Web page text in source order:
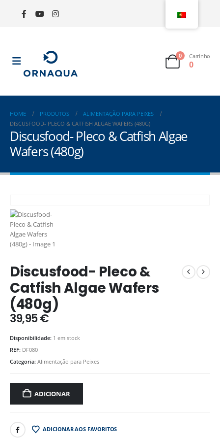
0 Carrinho
0
HOME PRODUTOS
ALIMENTAÇÃO PARA PEIXES
DISCUSFOOD- PLECO & CATFISH ALGAE WAFERS (480G)
Discusfood- Pleco & Catfish Algae
Wafers (480g)
Discusfood- Pleco &
Catfish Algae Wafers
(480g)
39,95€
Disponibilidade: 1 em stock
REF: DF080
Categoria: Alimentação para Peixes
ADICIONAR
ADICIONAR AOS FAVORITOS